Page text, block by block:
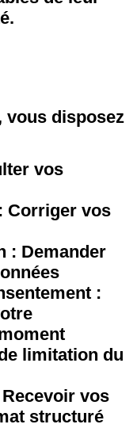
vous disposez
vos
Corriger vos
: Demander
:
limitation du
vos
structuré